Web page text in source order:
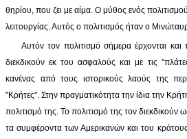
θηρίου, που ζει με αίμα. Ο μύθος ενός
λειτουργίας. Αυτός ο πολιτισμός ήταν ο
Αυτόν τον πολιτισμό σήμερα έρχονται και
διεκδικούν εκ του ασφαλούς και με τις
κανένας από τους ιστορικούς λαούς της
"Κρήτες". Στην πραγματικότητα την ίδια την
πολιτισμό της. Το πολιτισμό της τον διεκδικούν
τα συμφέροντα των Αμερικανών και του